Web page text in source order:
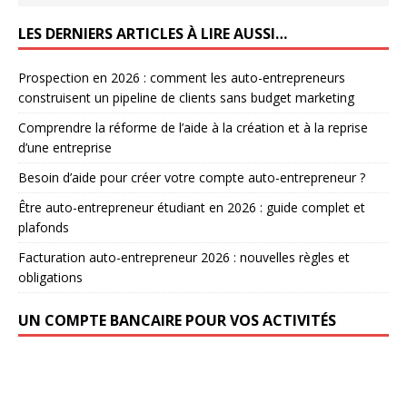
LES DERNIERS ARTICLES À LIRE AUSSI…
Prospection en 2026 : comment les auto-entrepreneurs
construisent un pipeline de clients sans budget marketing
Comprendre la réforme de l’aide à la création et à la reprise
d’une entreprise
Besoin d’aide pour créer votre compte auto-entrepreneur ?
Être auto-entrepreneur étudiant en 2026 : guide complet et
plafonds
Facturation auto-entrepreneur 2026 : nouvelles règles et
obligations
UN COMPTE BANCAIRE POUR VOS ACTIVITÉS